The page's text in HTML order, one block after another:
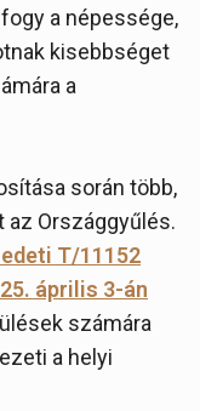
a népessége,
kisebbséget
a
során több,
Országgyűlés.
T/11152
április 3-án
számára
a helyi